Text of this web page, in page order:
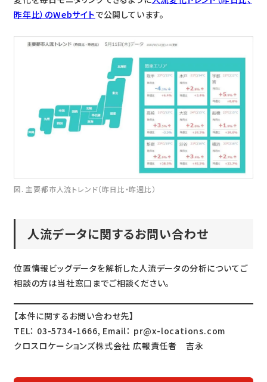
昨年比）のWebサイトで公開しています。
図. 主要都市人流トレンド（昨日比・昨週比）
人流データに関するお問い合わせ
位置情報ビッグデータを解析した人流データの分析についてご
相談の方は当社窓口までご相談ください。
【本件に関するお問い合わせ先】
TEL： 03-5734-1666, Email： pr@x-locations.com
クロスロケーションズ株式会社 広報責任者 吉永